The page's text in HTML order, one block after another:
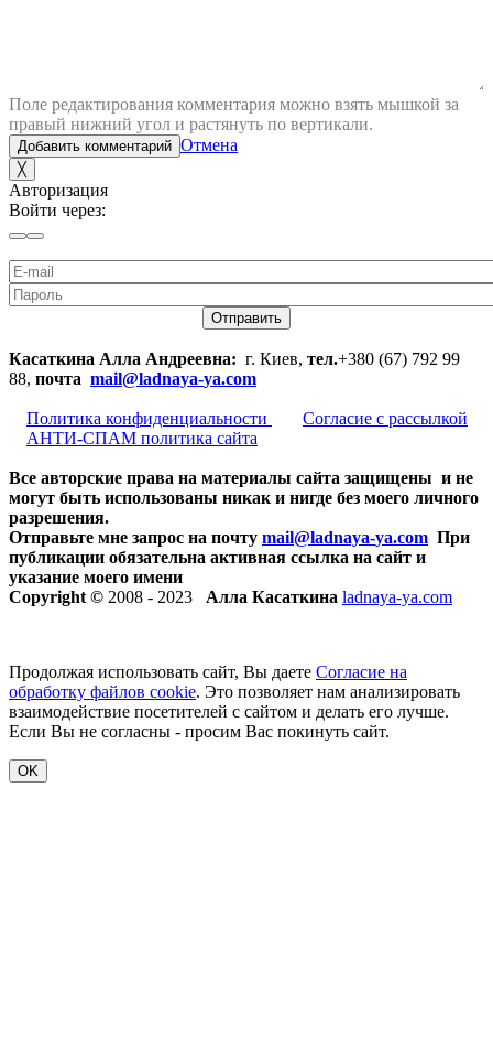
Поле редактирования комментария можно взять мышкой за
правый нижний угол и растянуть по вертикали.
Добавить комментарий Отмена
╳
Авторизация
Войти через:
Отправить
Касаткина Алла Андреевна: г. Киев, тел.+380 (67) 792 99
88, почта mail@ladnaya-ya.com
Политика конфиденциальности
Согласие с рассылкой
АНТИ-СПАМ политика сайта
Все авторские права на материалы сайта защищены и не
могут быть использованы никак и нигде без моего личного
разрешения.
Отправьте мне запрос на почту mail@ladnaya-ya.com При
публикации обязательна активная ссылка на сайт и
указание моего имени
Copyright © 2008 - 2023 Алла Касаткина ladnaya-ya.com
Продолжая использовать сайт, Вы даете Согласие на
обработку файлов cookie. Это позволяет нам анализировать
взаимодействие посетителей с сайтом и делать его лучше.
Если Вы не согласны - просим Вас покинуть сайт.
OK